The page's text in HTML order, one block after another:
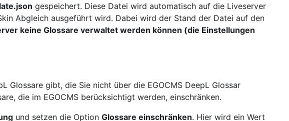
gespeichert. Diese Datei wird automatisch auf die Liveserver
Abgleich ausgeführt wird. Dabei wird der Stand der Datei auf den
keine Glossare verwaltet werden können (die Einstellungen
Glossare gibt, die Sie nicht über die EGOCMS DeepL Glossar
die im EGOCMS berücksichtigt werden, einschränken.
und setzen die Option Glossare einschränken. Hier wird ein Wert